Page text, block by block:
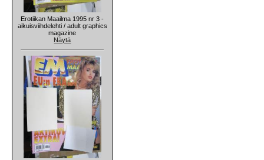
Erotiikan Maailma 1995 nr 3 -
aikuisviihdelehti / adult graphics
magazine
Näytä